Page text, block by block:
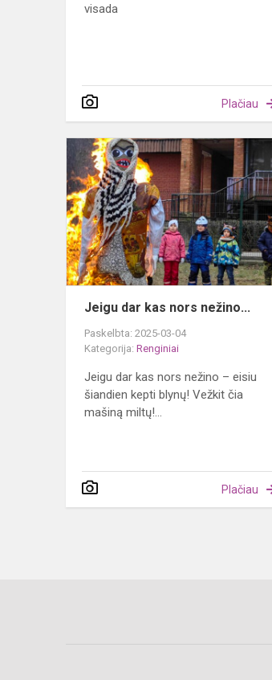
visada
Plačiau
Jeigu dar kas nors nežino...
Paskelbta: 2025-03-04
Kategorija: Renginiai
Jeigu dar kas nors nežino – eisiu
šiandien kepti blynų! Vežkit čia
mašiną miltų!...
Plačiau